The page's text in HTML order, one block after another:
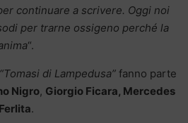
continuare a scrivere. Oggi noi
per trarne ossigeno perché la
“.
di Lampedusa” fanno parte
Nigro, Giorgio Ficara, Mercedes
.